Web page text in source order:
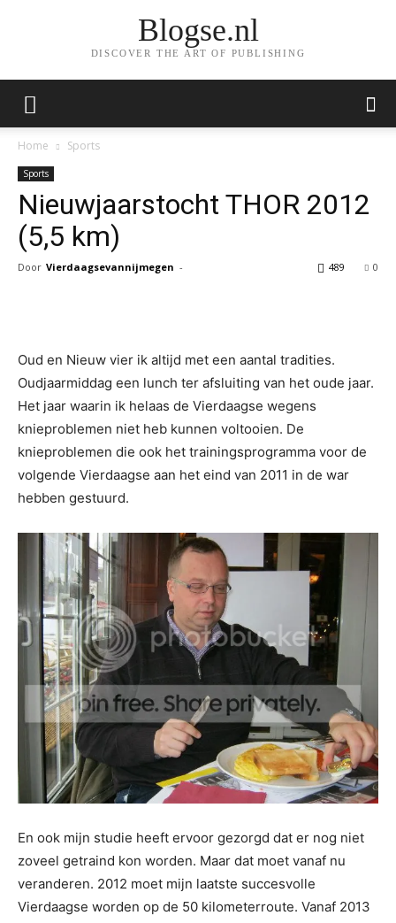
Blogse.nl
DISCOVER THE ART OF PUBLISHING
Home Sports
Sports
Nieuwjaarstocht THOR 2012
(5,5 km)
Door Vierdaagsevannijmegen - 0
489
Oud en Nieuw vier ik altijd met een aantal tradities.
Oudjaarmiddag een lunch ter afsluiting van het oude jaar.
Het jaar waarin ik helaas de Vierdaagse wegens
knieproblemen niet heb kunnen voltooien. De
knieproblemen die ook het trainingsprogramma voor de
volgende Vierdaagse aan het eind van 2011 in de war
hebben gestuurd.
En ook mijn studie heeft ervoor gezorgd dat er nog niet
zoveel getraind kon worden. Maar dat moet vanaf nu
veranderen. 2012 moet mijn laatste succesvolle
Vierdaagse worden op de 50 kilometerroute. Vanaf 2013